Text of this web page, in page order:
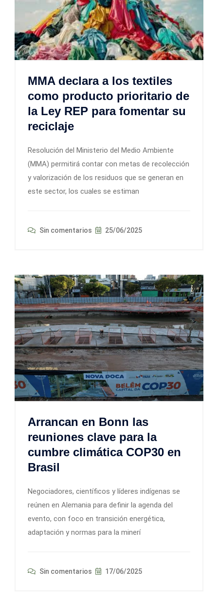
MMA declara a los textiles
como producto prioritario de
la Ley REP para fomentar su
reciclaje
Resolución del Ministerio del Medio Ambiente
(MMA) permitirá contar con metas de recolección
y valorización de los residuos que se generan en
este sector, los cuales se estiman
Sin comentarios 25/06/2025
Arrancan en Bonn las
reuniones clave para la
cumbre climática COP30 en
Brasil
Negociadores, científicos y líderes indígenas se
reúnen en Alemania para definir la agenda del
evento, con foco en transición energética,
adaptación y normas para la minerí
Sin comentarios 17/06/2025